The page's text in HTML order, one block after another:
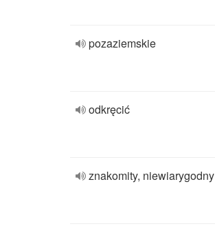
pozaziemskie
odkręcić
znakomity, niewiarygodny